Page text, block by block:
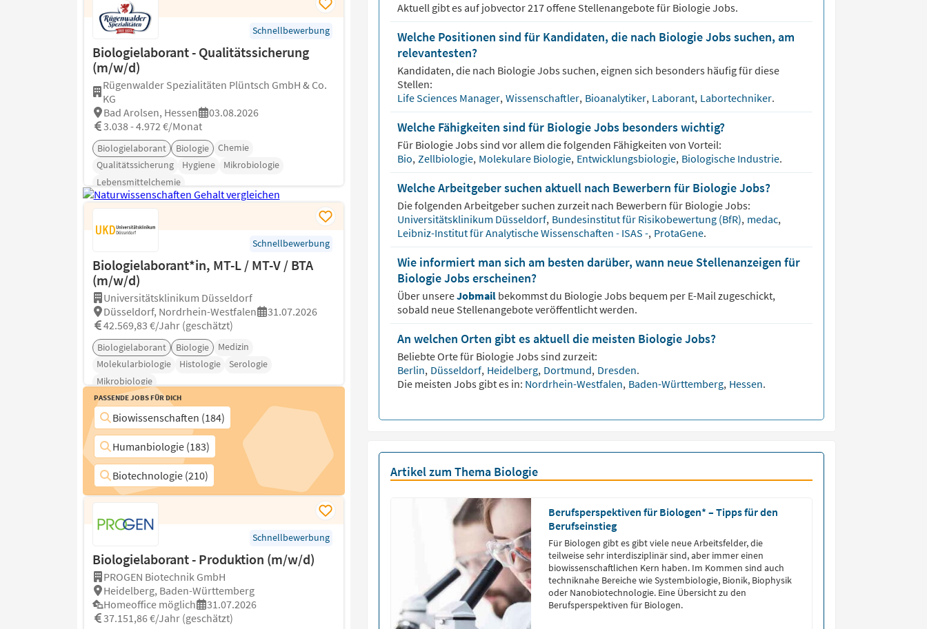
Schnellbewerbung
Biologielaborant - Qualitätssicherung
(m/w/d)
Rügenwalder Spezialitäten Plüntsch GmbH & Co.
KG
Bad Arolsen, Hessen
03.08.2026
3.038 - 4.972 €/Monat
Biologielaborant Biologie
Chemie
Qualitätssicherung
Hygiene
Mikrobiologie
Lebensmittelchemie
Schnellbewerbung
Biologielaborant*in, MT-L / MT-V / BTA
(m/w/d)
Universitätsklinikum Düsseldorf
Düsseldorf, Nordrhein-Westfalen
31.07.2026
42.569,83 €/Jahr (geschätzt)
Biologielaborant Biologie
Medizin
Molekularbiologie
Histologie
Serologie
Mikrobiologie
Passende Jobs für Dich
Biowissenschaften (184)
Humanbiologie (183)
Biotechnologie (210)
Schnellbewerbung
Biologielaborant - Produktion (m/w/d)
PROGEN Biotechnik GmbH
Heidelberg, Baden-Württemberg
Homeoffice möglich
31.07.2026
37.151,86 €/Jahr (geschätzt)
Aktuell gibt es auf jobvector217offene Stellenangebote für Biologie Jobs.
Welche Positionen sind für Kandidaten, die nach Biologie Jobs suchen, am
relevantesten?
Kandidaten, die nach BiologieJobs suchen, eignen sich besonders häufig für diese
Stellen:
Life Sciences Manager, Wissenschaftler, Bioanalytiker, Laborant, Labortechniker.
Welche Fähigkeiten sind für Biologie Jobs besonders wichtig?
Für BiologieJobs sind vor allem die folgenden Fähigkeiten von Vorteil:
Bio, Zellbiologie, Molekulare Biologie, Entwicklungsbiologie, Biologische Industrie.
Welche Arbeitgeber suchen aktuell nach Bewerbern für Biologie Jobs?
Die folgenden Arbeitgeber suchen zurzeit nach Bewerbern für BiologieJobs:
Universitätsklinikum Düsseldorf, Bundesinstitut für Risikobewertung (BfR), medac,
Leibniz-Institut für Analytische Wissenschaften - ISAS -, ProtaGene.
Wie informiert man sich am besten darüber, wann neue Stellenanzeigen für
Biologie Jobs erscheinen?
Über unsereJobmail bekommst du BiologieJobs bequem per E-Mail zugeschickt,
sobald neue Stellenangebote veröffentlicht werden.
An welchen Orten gibt es aktuell die meisten Biologie Jobs?
Beliebte Orte für BiologieJobs sind zurzeit:
Berlin, Düsseldorf, Heidelberg, Dortmund, Dresden.
Die meisten Jobs gibt es in: Nordrhein-Westfalen, Baden-Württemberg, Hessen.
Artikel zum Thema Biologie
Berufsperspektiven für Biologen* – Tipps für den
Berufseinstieg
Für Biologen gibt es gibt viele neue Arbeitsfelder, die
teilweise sehr interdisziplinär sind, aber immer einen
biowissenschaftlichen Kern haben. Im Kommen sind auch
techniknahe Bereiche wie Systembiologie, Bionik, Biophysik
oder Nanobiotechnologie. Eine Übersicht zu den
Berufsperspektiven für Biologen.